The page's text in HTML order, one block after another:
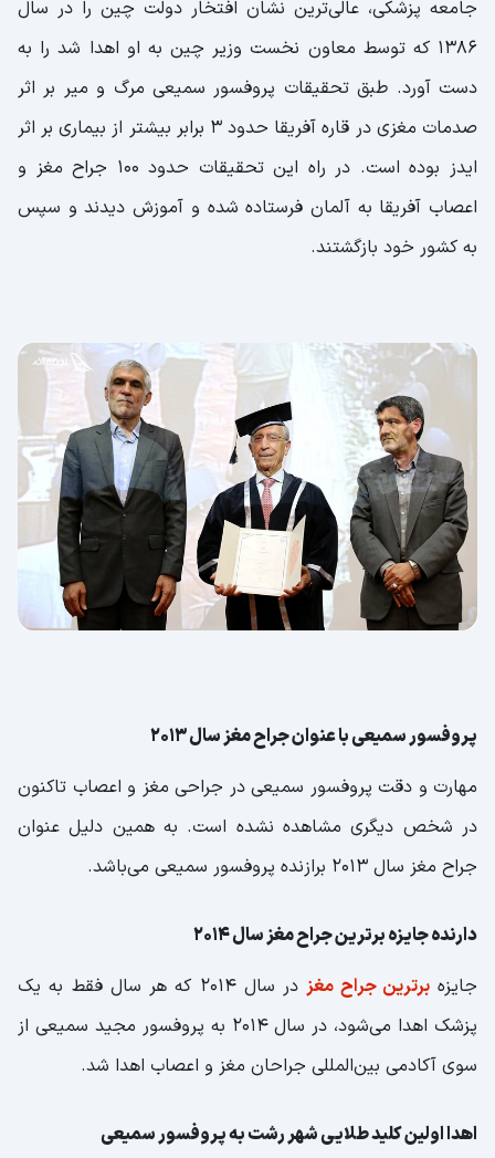
جامعه پزشکی، عالی‌ترین نشان افتخار دولت چین را در سال
۱۳۸۶ که توسط معاون نخست وزیر چین به او اهدا شد‌ را به
دست آورد. طبق تحقیقات پروفسور سمیعی مرگ و میر بر اثر
صدمات مغزی در قاره آفریقا حدود ۳ برابر بیشتر از بیماری بر اثر
ایدز بوده است. در راه این تحقیقات حدود ۱۰۰ جراح مغز و
اعصاب آفریقا به آلمان فرستاده شده و آموزش دیدند و سپس
به کشور خود بازگشتند.
پروفسور سمیعی با عنوان جراح مغز سال ۲۰۱۳
مهارت و دقت پروفسور سمیعی در جراحی مغز و اعصاب تاکنون
در شخص دیگری مشاهده نشده است‌. به همین دلیل عنوان
جراح مغز سال ۲۰۱۳ برازنده پروفسور سمیعی می‌باشد.
دارنده جایزه برترین جراح مغز سال ۲۰۱۴
جایزهبرترین جراح مغز
در سال ۲۰۱۴ که هر سال فقط به یک
پزشک اهدا می‌شود، در سال ۲۰۱۴ به پروفسور مجید سمیعی از
سوی آکادمی بین‌المللی جراحان مغز و اعصاب اهدا شد.
اهدا اولین کلید طلایی شهر رشت به پروفسور سمیعی